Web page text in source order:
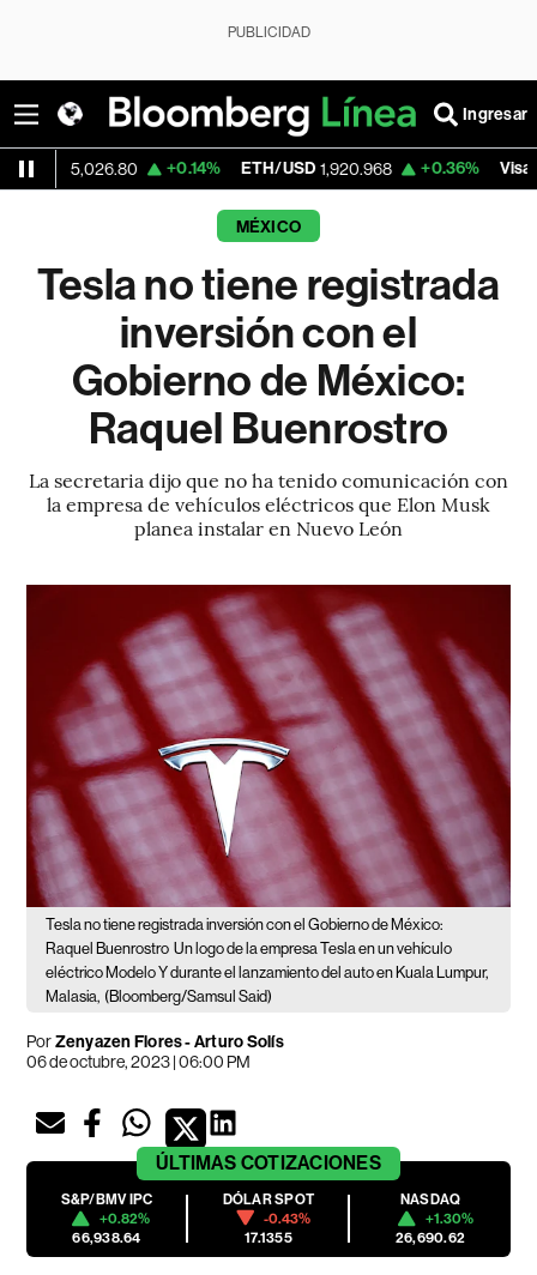
PUBLICIDAD
Ingresar
+0.14% ETH/USD 1,920.968 +0.36% Visa 362.50
MÉXICO
Tesla no tiene registrada
inversión con el
Gobierno de México:
Raquel Buenrostro
La secretaria dijo que no ha tenido comunicación con
la empresa de vehículos eléctricos que Elon Musk
planea instalar en Nuevo León
Tesla no tiene registrada inversión con el Gobierno de México:
Raquel Buenrostro Un logo de la empresa Tesla en un vehículo
eléctrico Modelo Y durante el lanzamiento del auto en Kuala Lumpur,
Malasia, (Bloomberg/Samsul Said)
PorZenyazen Flores-Arturo Solís
06 de octubre, 2023 | 06:00 PM
ÚLTIMAS COTIZACIONES
S&P/BMV IPC
+0.82%
66,938.64
DÓLAR SPOT
-0.43%
17.1355
NASDAQ
+1.30%
26,690.62